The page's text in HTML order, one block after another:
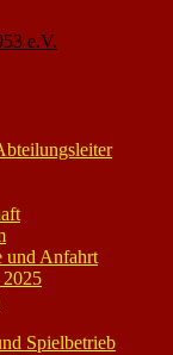
und Anfahrt
2025
Spielbetrieb